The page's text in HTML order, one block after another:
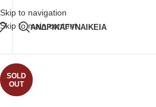
Skip to navigation
Skip to main content
Δωρεάν Μεταφορικά
ΑΝΔΡΙΚΑΓΥΝΑΙΚΕΙΑ
SOLD
OUT